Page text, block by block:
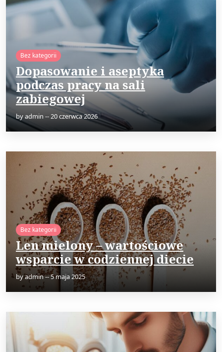
Bez kategorii
Dopasowanie i aseptyka
podczas pracy na sali
zabiegowej
byadmin --20 czerwca 2026
Bez kategorii
Len mielony – wartościowe
wsparcie w codziennej diecie
byadmin--5 maja 2025